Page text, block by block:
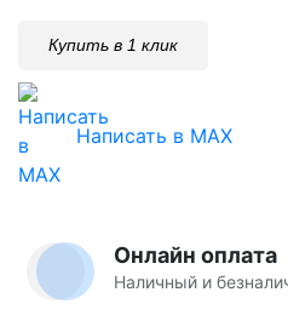
Купить в 1 клик
Написать в MAX
Онлайн оплата
Наличный и